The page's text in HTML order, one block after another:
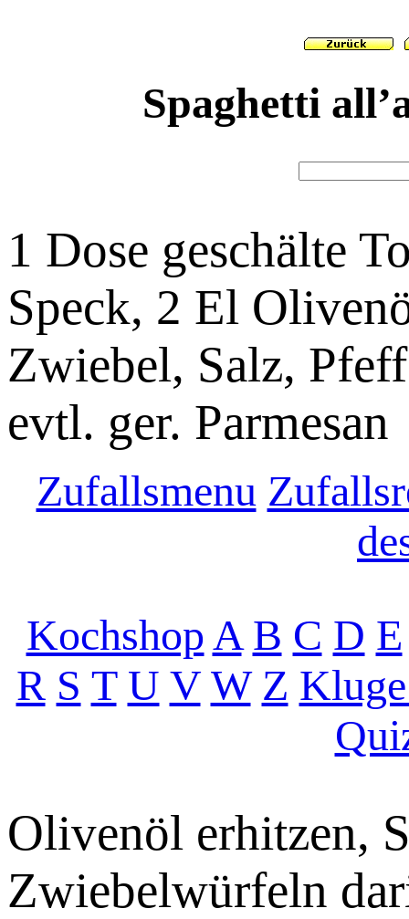
Spaghetti
1 Dose geschälte
Speck, 2 El
Zwiebel, Salz,
evtl. ger. Parmesan
Zufallsmenu
KochshopA B C D E
R S T U V W Z
Olivenöl erhitzen,
Zwiebelwürfeln